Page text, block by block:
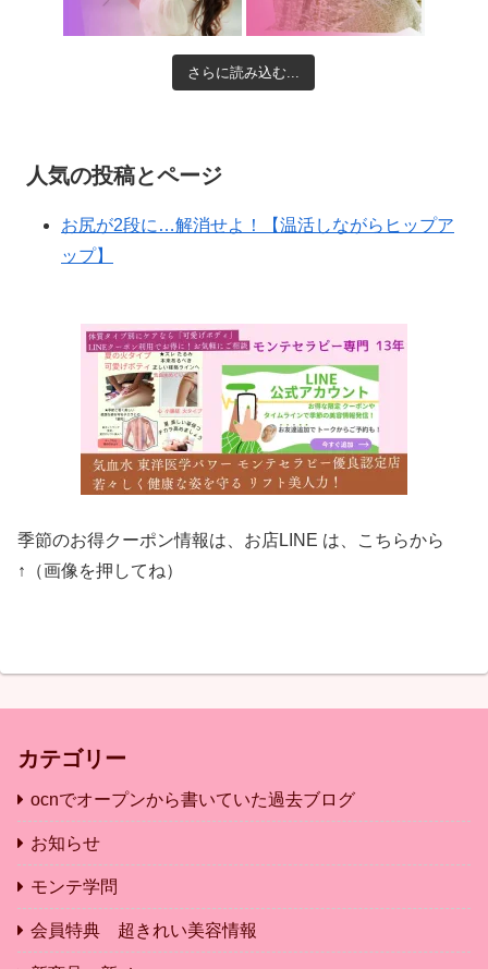
さらに読み込む...
人気の投稿とページ
お尻が2段に…解消せよ！【温活しながらヒップア
ップ】
季節のお得クーポン情報は、お店LINE は、こちらから
↑（画像を押してね）
カテゴリー
ocnでオープンから書いていた過去ブログ
お知らせ
モンテ学問
会員特典 超きれい美容情報